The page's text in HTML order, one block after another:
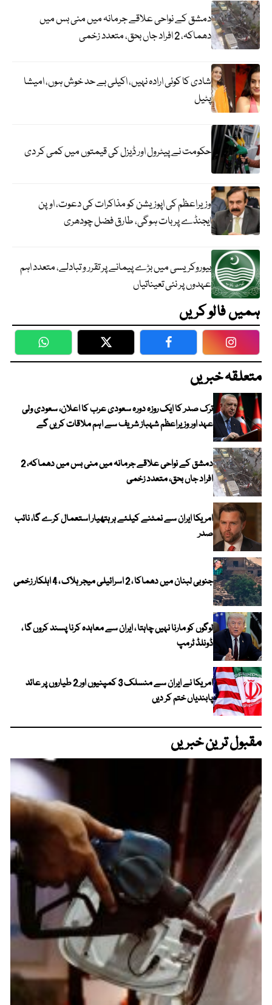
دمشق کے نواحی علاقے جرمانہ میں منی بس میں
دھماکہ، 2 افراد جاں بحق، متعدد زخمی
شادی کا کوئی ارادہ نہیں، اکیلی بے حد خوش ہوں، امیشا
پٹیل
حکومت نے پیٹرول اور ڈیزل کی قیمتوں میں کمی کر دی
وزیراعظم کی اپوزیشن کو مذاکرات کی دعوت، اوپن
ایجنڈے پر بات ہوگی، طارق فضل چودھری
بیوروکریسی میں بڑے پیمانے پر تقرر و تبادلے، متعدد اہم
عہدوں پر نئی تعیناتیاں
ہمیں فالو کریں
WhatsApp Twitter Facebook
متعلقہ خبریں
ترک صدر کا ایک روزہ دورہ سعودی عرب کا اعلان، سعودی ولی
عہد اور وزیراعظم شہباز شریف سے اہم ملاقات کریں گے
دمشق کے نواحی علاقے جرمانہ میں منی بس میں دھماکہ، 2
افراد جاں بحق، متعدد زخمی
امریکا ایران سے نمٹنے کیلئے ہر ہتھیار استعمال کرے گا، نائب
صدر
جنوبی لبنان میں دھماکا ، 2 اسرائیلی میجر ہلاک ، 4 اہلکار زخمی
لوگوں کو مارنا نہیں چاہتا ، ایران سے معاہدہ کرنا پسند کروں گا ،
ڈونلڈ ٹرمپ
امریکا نے ایران سے منسلک 3 کمپنیوں اور 2 طیاروں پر عائد
پابندیاں ختم کر دیں
مقبول ترین خبریں